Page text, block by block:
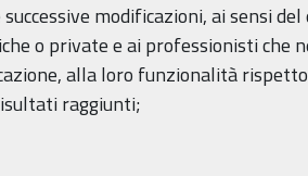
modificazioni, ai sensi
o private e ai professionisti che
alla loro funzionalità
raggiunti;